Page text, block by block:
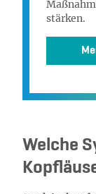
stärken.
Welche